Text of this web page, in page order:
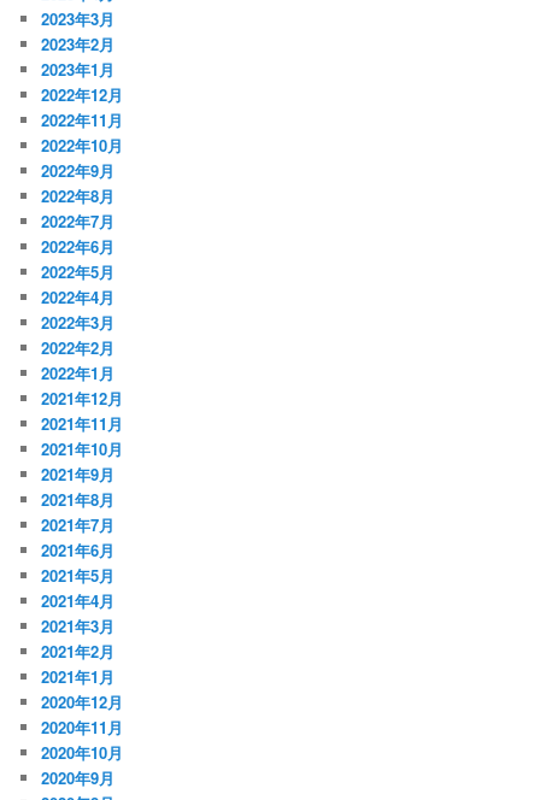
2023年3月
2023年2月
2023年1月
2022年12月
2022年11月
2022年10月
2022年9月
2022年8月
2022年7月
2022年6月
2022年5月
2022年4月
2022年3月
2022年2月
2022年1月
2021年12月
2021年11月
2021年10月
2021年9月
2021年8月
2021年7月
2021年6月
2021年5月
2021年4月
2021年3月
2021年2月
2021年1月
2020年12月
2020年11月
2020年10月
2020年9月